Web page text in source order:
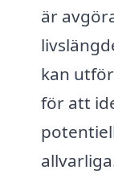
är
kan
för att